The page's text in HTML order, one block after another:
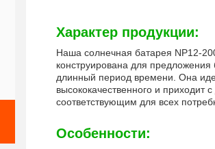
Характер продукции:
Наша солнечная батарея NP12-
конструирована для
длинный период времени. Она
высококачественного и приходит
соответствующим для всех
Особенности: